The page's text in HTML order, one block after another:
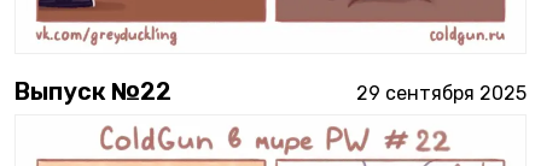
Выпуск №22 29 сентября 2025